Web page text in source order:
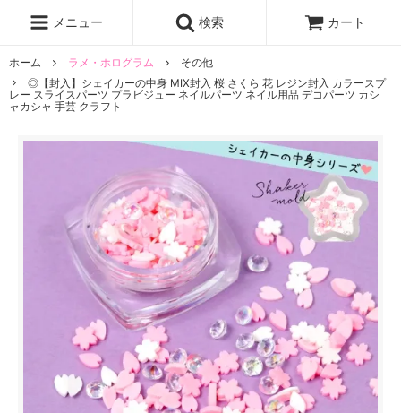
メニュー 検索 カート
ホーム ラメ・ホログラム
その他
◎【封入】シェイカーの中身 MIX封入 桜 さくら 花 レジン封入 カラースプ
レー スライスパーツ プラビジュー ネイルパーツ ネイル用品 デコパーツ カシ
ャカシャ 手芸 クラフト